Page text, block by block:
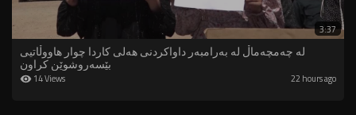
3:37
لە چەمچەماڵ لە بەرامبەر داواکردنی هەلی کاردا چوار هاووڵاتیی
بێسەروشوێن کراون
14 Views 22 hours ago